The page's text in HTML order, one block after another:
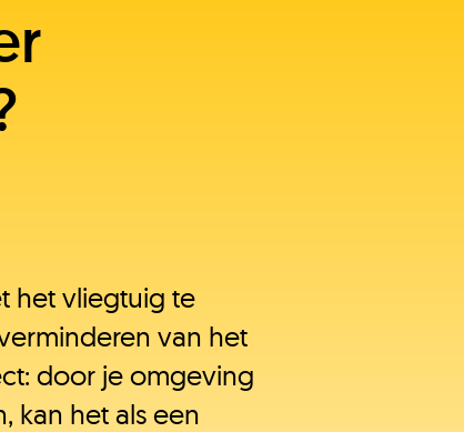
het vliegtuig te
van het
door je omgeving
kan het als een